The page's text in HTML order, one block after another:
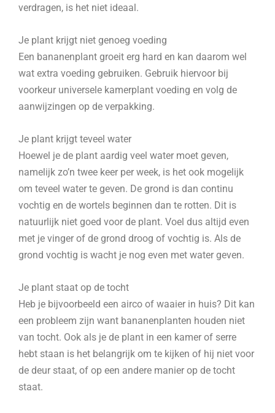
verdragen, is het niet ideaal.
Je plant krijgt niet genoeg voeding
Een bananenplant groeit erg hard en kan daarom wel
wat extra voeding gebruiken. Gebruik hiervoor bij
voorkeur universele kamerplant voeding en volg de
aanwijzingen op de verpakking.
Je plant krijgt teveel water
Hoewel je de plant aardig veel water moet geven,
namelijk zo’n twee keer per week, is het ook mogelijk
om teveel water te geven. De grond is dan continu
vochtig en de wortels beginnen dan te rotten. Dit is
natuurlijk niet goed voor de plant. Voel dus altijd even
met je vinger of de grond droog of vochtig is. Als de
grond vochtig is wacht je nog even met water geven.
Je plant staat op de tocht
Heb je bijvoorbeeld een airco of waaier in huis? Dit kan
een probleem zijn want bananenplanten houden niet
van tocht. Ook als je de plant in een kamer of serre
hebt staan is het belangrijk om te kijken of hij niet voor
de deur staat, of op een andere manier op de tocht
staat.